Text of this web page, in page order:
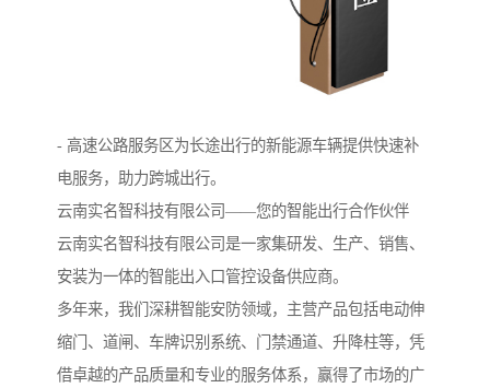
- 高速公路服务区为长途出行的新能源车辆提供快速补
电服务，助力跨城出行。
云南实名智科技有限公司——您的智能出行合作伙伴
云南实名智科技有限公司是一家集研发、生产、销售、
安装为一体的智能出入口管控设备供应商。
多年来，我们深耕智能安防领域，主营产品包括电动伸
缩门、道闸、车牌识别系统、门禁通道、升降柱等，凭
借卓越的产品质量和专业的服务体系，赢得了市场的广